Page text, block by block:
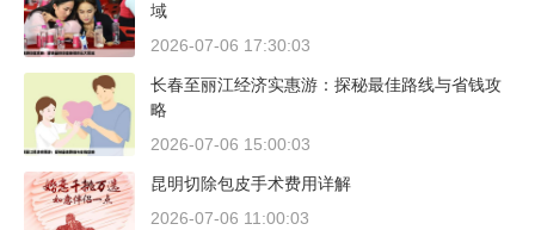
域
2026-07-06 17:30:03
长春至丽江经济实惠游：探秘最佳路线与省钱攻
略
2026-07-06 15:00:03
昆明切除包皮手术费用详解
2026-07-06 11:00:03